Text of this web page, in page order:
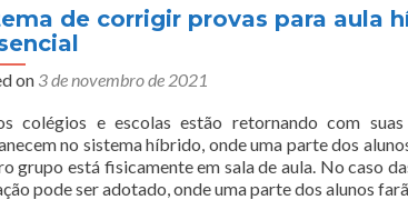
de corrigir provas para aula
on 3 de novembro de 2021
colégios e escolas estão retornando com
no sistema híbrido, onde uma parte dos
grupo está fisicamente em sala de aula. No caso
pode ser adotado, onde uma parte dos alunos